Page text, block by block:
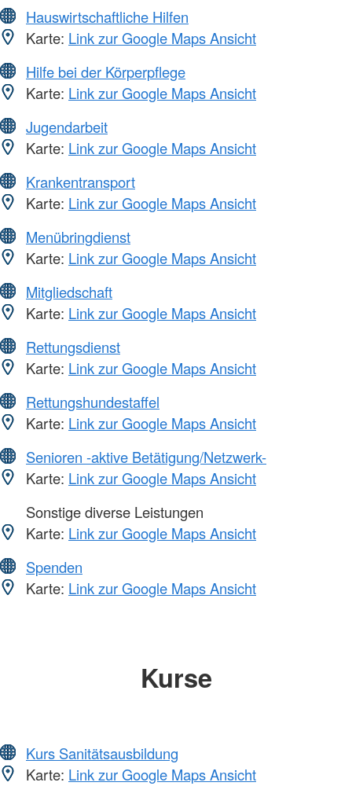
Hauswirtschaftliche Hilfen
Karte: Link zur Google Maps Ansicht
Hilfe bei der Körperpflege
Karte: Link zur Google Maps Ansicht
Jugendarbeit
Karte: Link zur Google Maps Ansicht
Krankentransport
Karte: Link zur Google Maps Ansicht
Menübringdienst
Karte: Link zur Google Maps Ansicht
Mitgliedschaft
Karte: Link zur Google Maps Ansicht
Rettungsdienst
Karte: Link zur Google Maps Ansicht
Rettungshundestaffel
Karte: Link zur Google Maps Ansicht
Senioren -aktive Betätigung/Netzwerk-
Karte: Link zur Google Maps Ansicht
Sonstige diverse Leistungen
Karte: Link zur Google Maps Ansicht
Spenden
Karte: Link zur Google Maps Ansicht
Kurse
Kurs Sanitätsausbildung
Karte: Link zur Google Maps Ansicht